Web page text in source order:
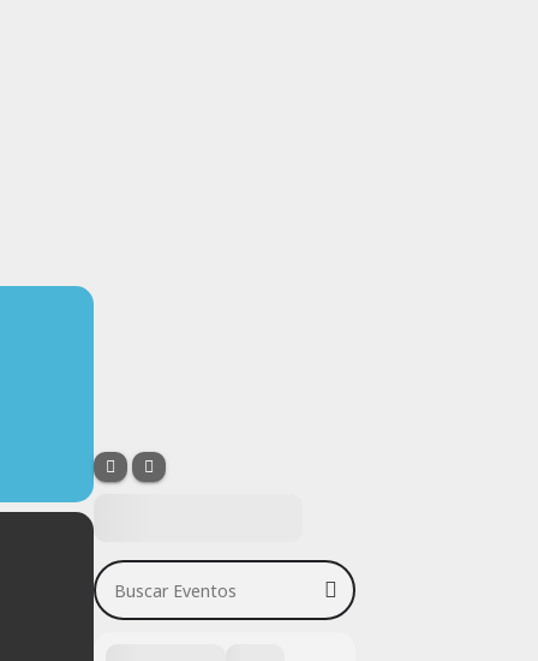
Buscar Eventos